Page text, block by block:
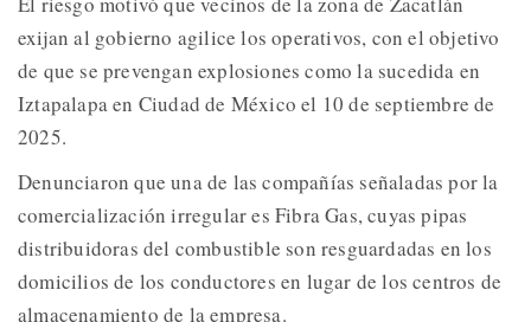
exijan al gobierno agilice los operativos, con el objetivo
de que se prevengan explosiones como la sucedida en
Iztapalapa en Ciudad de México el 10 de septiembre de
2025.
Denunciaron que una de las compañías señaladas por la
comercialización irregular es Fibra Gas, cuyas pipas
distribuidoras del combustible son resguardadas en los
domicilios de los conductores en lugar de los centros de
almacenamiento de la empresa.